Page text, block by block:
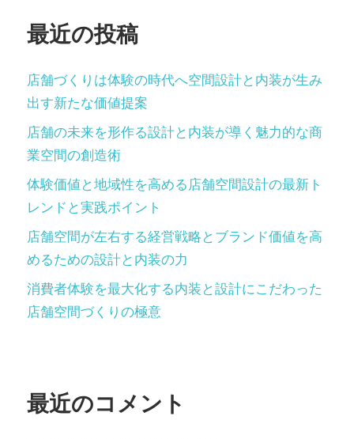
ジ
送
り
最近の投稿
店舗づくりは体験の時代へ空間設計と内装が生み
出す新たな価値提案
店舗の未来を形作る設計と内装が導く魅力的な商
業空間の創造術
体験価値と地域性を高める店舗空間設計の最新ト
レンドと実践ポイント
店舗空間が左右する経営戦略とブランド価値を高
めるための設計と内装の力
消費者体験を最大化する内装と設計にこだわった
店舗空間づくりの極意
最近のコメント